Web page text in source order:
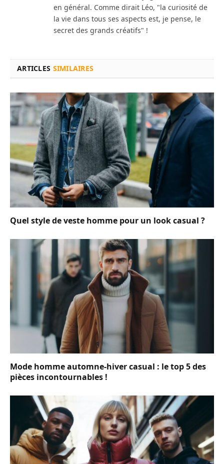
en général. Comme dirait Léo, "la curiosité de
la vie dans tous ses aspects est, je pense, le
secret des grands créatifs" !
ARTICLES SIMILAIRES
Quel style de veste homme pour un look casual ?
Mode homme automne-hiver casual : le top 5 des
pièces incontournables !